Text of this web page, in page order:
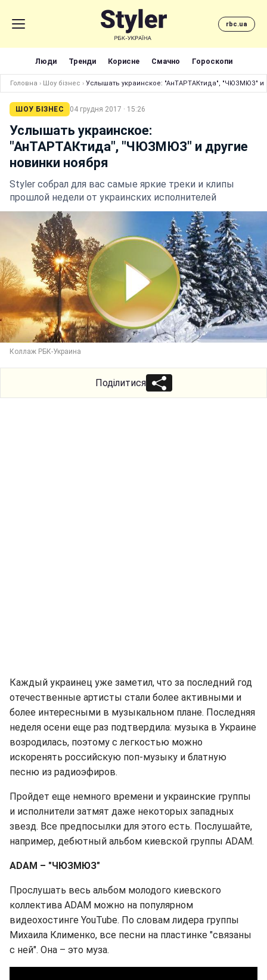
rbc.ua
Люди Тренди Корисне Смачно Гороскопи
Головна › Шоу бізнес › Услышать украинское: "АнТАРТАКтида", "ЧЮЗМЮЗ" и
ШОУ БІЗНЕС 04 грудня 2017 · 15:26
Услышать украинское:
"АнТАРТАКтида", "ЧЮЗМЮЗ" и другие
новинки ноября
Styler собрал для вас самые яркие треки и клипы
прошлой недели от украинских исполнителей
Коллаж РБК-Украина
Поділитися
Каждый украинец уже заметил, что за последний год
отечественные артисты стали более активными и
более интересными в музыкальном плане. Последняя
неделя осени еще раз подтвердила: музыка в Украине
возродилась, поэтому с легкостью можно
искоренять российскую поп-музыку и блатную
песню из радиоэфиров.
Пройдет еще немного времени и украинские группы
и исполнители затмят даже некоторых западных
звезд. Все предпосылки для этого есть. Послушайте,
например, дебютный альбом киевской группы ADAM.
ADAM – "ЧЮЗМЮЗ"
Прослушать весь альбом молодого киевского
коллектива ADAM можно на популярном
видеохостинге YouTube. По словам лидера группы
Михаила Клименко, все песни на пластинке "связаны
с ней". Она – это муза.